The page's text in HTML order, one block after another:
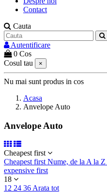
Contact
Cauta
Autentificare
0 Cos
Cosul tau
×
Nu mai sunt produs in cos
Acasa
Anvelope Auto
Anvelope Auto
Cheapest first
Cheapest firstNume, de la A la Z
expensive first
18
12 24 36Arata tot